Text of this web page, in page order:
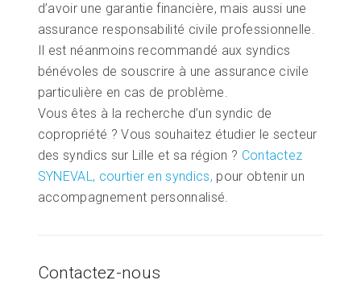
d’avoir une garantie financière, mais aussi une
assurance responsabilité civile professionnelle.
Il est néanmoins recommandé aux syndics
bénévoles de souscrire à une assurance civile
particulière en cas de problème.
Vous êtes à la recherche d’un syndic de
copropriété ? Vous souhaitez étudier le secteur
des syndics sur Lille et sa région ? Contactez
SYNEVAL, courtier en syndics, pour obtenir un
accompagnement personnalisé.
Contactez-nous